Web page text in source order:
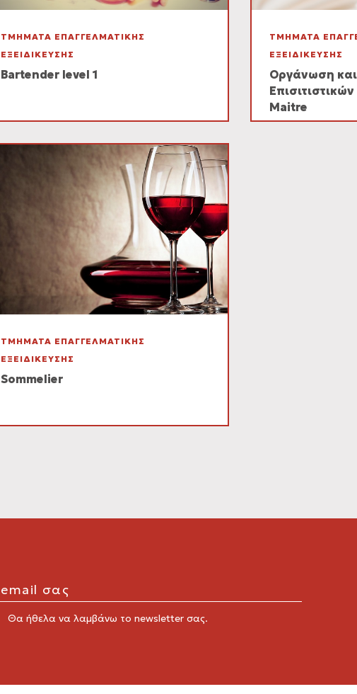
ΤΜΗΜΑΤΑ ΕΠΑΓΓΕΛΜΑΤΙΚΗΣ
ΕΞΕΙΔΙΚΕΥΣΗΣ
Bartender level 1
ΤΜΗΜΑΤΑ
ΕΞΕΙΔΙΚΕΥΣΗΣ
Οργάνωση και
Maitre
ΤΜΗΜΑΤΑ ΕΠΑΓΓΕΛΜΑΤΙΚΗΣ
ΕΞΕΙΔΙΚΕΥΣΗΣ
Sommelier
Θα ήθελα να λαμβάνω το newsletter σας.